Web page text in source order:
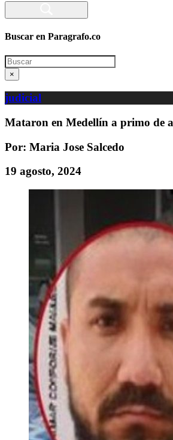
Buscar en Paragrafo.co
Search
×
judicial
Mataron en Medellín a primo de
Por: Maria Jose Salcedo
19 agosto, 2024